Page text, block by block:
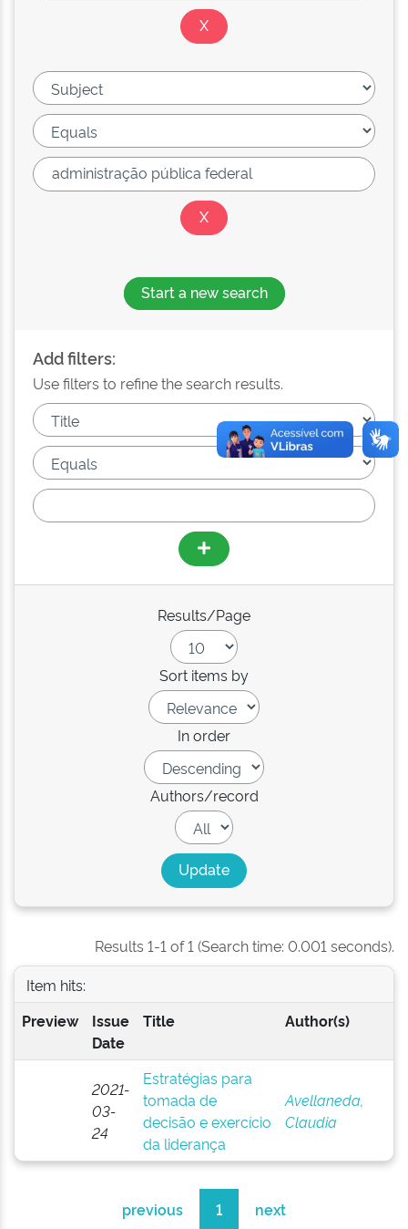
Start a new search
Add filters:
Use filters to refine the search results.
Results/Page
Sort items by
In order
Authors/record
Results 1-1 of 1 (Search time: 0.001 seconds).
Item hits:
Preview
Issue
Date
Title Author(s)
2021-
03-
24
Estratégias para
tomada de
decisão e exercício
da liderança
Avellaneda,
Claudia
previous 1 next